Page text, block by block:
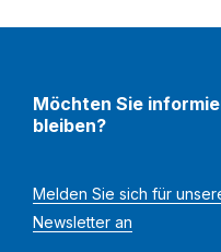
Möchten Sie
bleiben?
Melden Sie sich für
Newsletter an